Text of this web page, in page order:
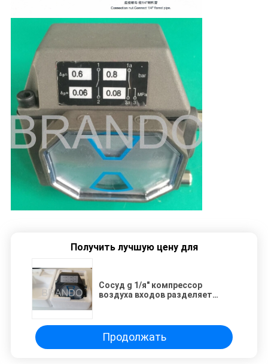
Получить лучшую цену для
Сосуд g 1/я" компрессор
воздуха входов разделяет
Продолжать